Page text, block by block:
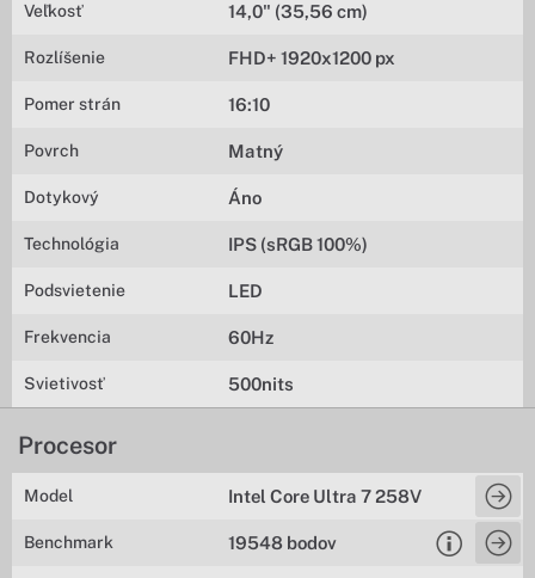
Veľkosť 14,0" (35,56 cm)
Rozlíšenie FHD+ 1920x1200 px
Pomer strán 16:10
Povrch Matný
Dotykový Áno
Technológia IPS (sRGB 100%)
Podsvietenie LED
Frekvencia 60Hz
Svietivosť 500nits
Procesor
Model Intel Core Ultra 7 258V
Benchmark 19548 bodov